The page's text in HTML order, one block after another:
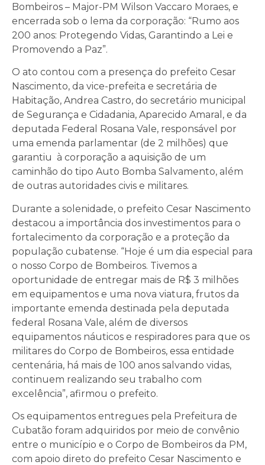
Bombeiros – Major-PM Wilson Vaccaro Moraes, e
encerrada sob o lema da corporação: “Rumo aos
200 anos: Protegendo Vidas, Garantindo a Lei e
Promovendo a Paz”.
O ato contou com a presença do prefeito Cesar
Nascimento, da vice-prefeita e secretária de
Habitação, Andrea Castro, do secretário municipal
de Segurança e Cidadania, Aparecido Amaral, e da
deputada Federal Rosana Vale, responsável por
uma emenda parlamentar (de 2 milhões) que
garantiu à corporação a aquisição de um
caminhão do tipo Auto Bomba Salvamento, além
de outras autoridades civis e militares.
Durante a solenidade, o prefeito Cesar Nascimento
destacou a importância dos investimentos para o
fortalecimento da corporação e a proteção da
população cubatense. “Hoje é um dia especial para
o nosso Corpo de Bombeiros. Tivemos a
oportunidade de entregar mais de R$ 3 milhões
em equipamentos e uma nova viatura, frutos da
importante emenda destinada pela deputada
federal Rosana Vale, além de diversos
equipamentos náuticos e respiradores para que os
militares do Corpo de Bombeiros, essa entidade
centenária, há mais de 100 anos salvando vidas,
continuem realizando seu trabalho com
excelência”, afirmou o prefeito.
Os equipamentos entregues pela Prefeitura de
Cubatão foram adquiridos por meio de convênio
entre o município e o Corpo de Bombeiros da PM,
com apoio direto do prefeito Cesar Nascimento e